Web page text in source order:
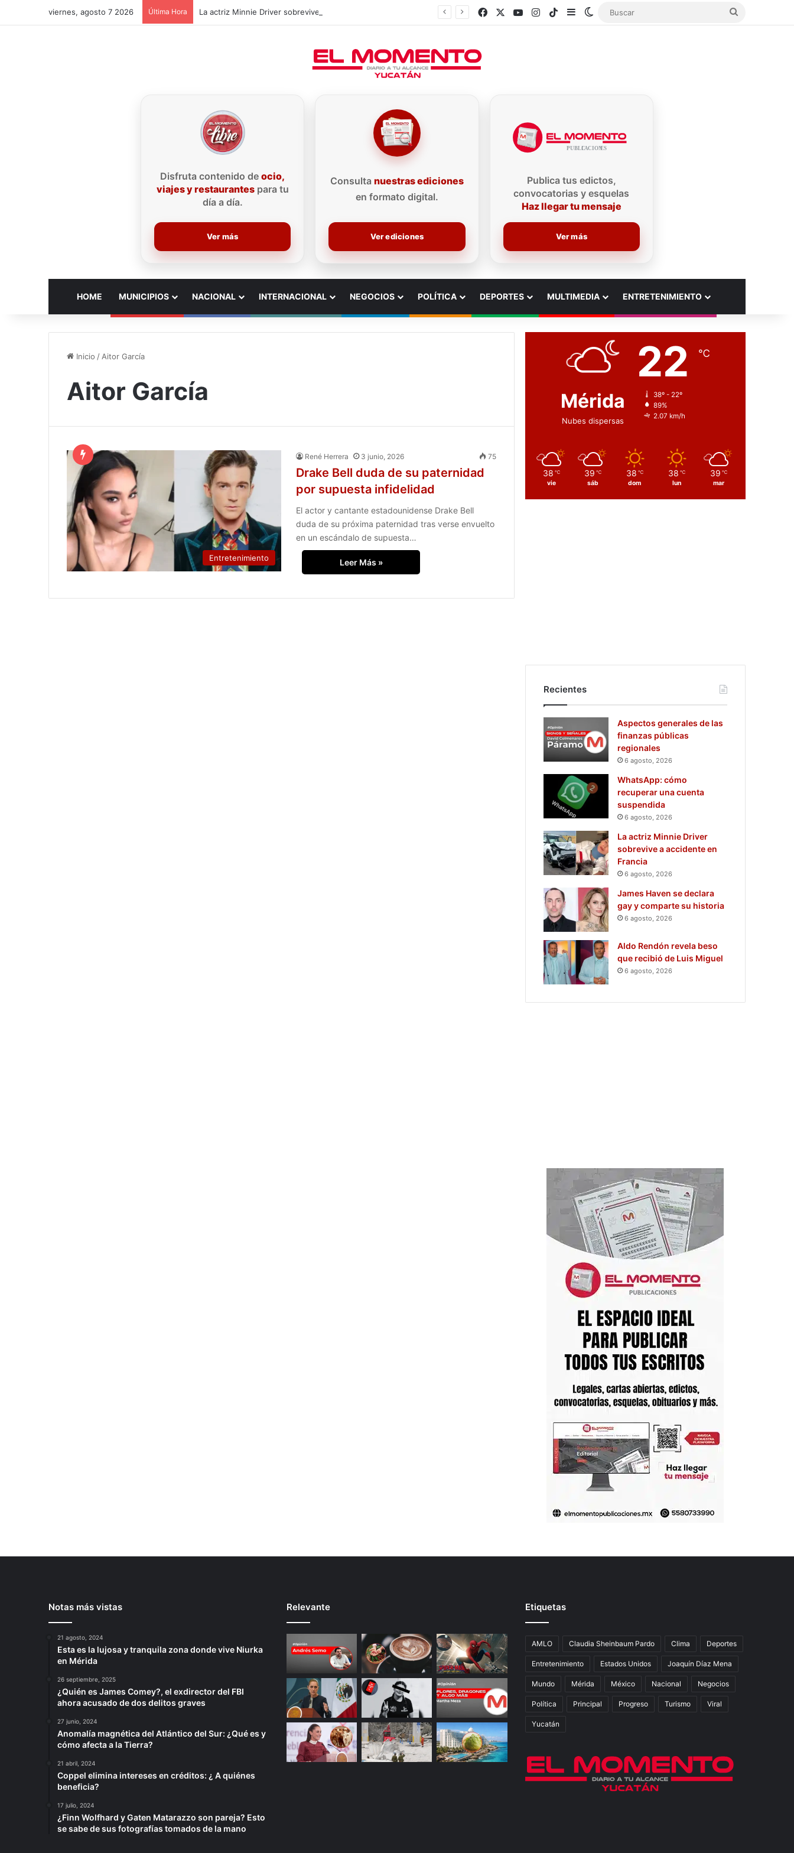
viernes, agosto 7 2026 Última Hora La actriz Minnie Driver sobrevive a accidente en Francia FacebookYouTubeInstagram
TikTokSidebarSwitch skin Buscar
Disfruta contenido deocio,
viajes y restaurantespara tu
día a día.
Ver más
Consulta nuestras ediciones
en formato digital.
Ver ediciones
Publica tus edictos,
convocatorias y esquelas
Haz llegar tu mensaje
Ver más
HOME MUNICIPIOS NACIONAL INTERNACIONAL NEGOCIOS POLÍTICA DEPORTES MULTIMEDIA ENTRETENIMIENTO
Inicio / Aitor García
Aitor García
Entretenimiento
René Herrera 3 junio, 2026 75
Drake Bell duda de su paternidad
por supuesta infidelidad
El actor y cantante estadounidense Drake Bell
duda de su próxima paternidad tras verse envuelto
en un escándalo de supuesta…
Leer Más »
Mérida
Nubes dispersas
22 ℃
38º - 22º
89%
2.07 km/h
38 ℃
vie
39 ℃
sáb
38 ℃
dom
38 ℃
lun
39 ℃
mar
Recientes
Aspectos generales de las
finanzas públicas
regionales
6 agosto, 2026
WhatsApp: cómo
recuperar una cuenta
suspendida
6 agosto, 2026
La actriz Minnie Driver
sobrevive a accidente en
Francia
6 agosto, 2026
James Haven se declara
gay y comparte su historia
6 agosto, 2026
Aldo Rendón revela beso
que recibió de Luis Miguel
6 agosto, 2026
Notas más vistas
21 agosto, 2024
Esta es la lujosa y tranquila zona donde vive Niurka
en Mérida
26 septiembre, 2025
¿Quién es James Comey?, el exdirector del FBI
ahora acusado de dos delitos graves
27 junio, 2024
Anomalía magnética del Atlántico del Sur: ¿Qué es y
cómo afecta a la Tierra?
21 abril, 2024
Coppel elimina intereses en créditos: ¿ A quiénes
beneficia?
17 julio, 2024
¿Finn Wolfhard y Gaten Matarazzo son pareja? Esto
se sabe de sus fotografías tomados de la mano
Relevante Etiquetas
AMLO Claudia Sheinbaum Pardo Clima Deportes
Entretenimiento Estados Unidos Joaquín Díaz Mena
Mundo Mérida México Nacional Negocios
Política Principal Progreso Turismo Viral
Yucatán